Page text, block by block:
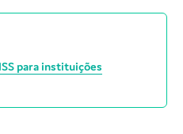
para instituições